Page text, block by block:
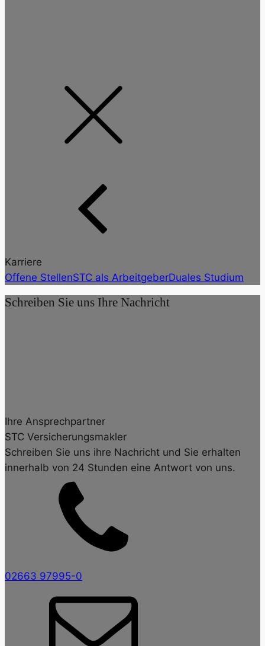
Karriere
Offene StellenSTC als ArbeitgeberDuales Studium
Schreiben Sie uns Ihre Nachricht
Ihre Ansprechpartner
STC Versicherungsmakler
Schreiben Sie uns ihre Nachricht und Sie erhalten
innerhalb von 24 Stunden eine Antwort von uns.
02663 97995-0